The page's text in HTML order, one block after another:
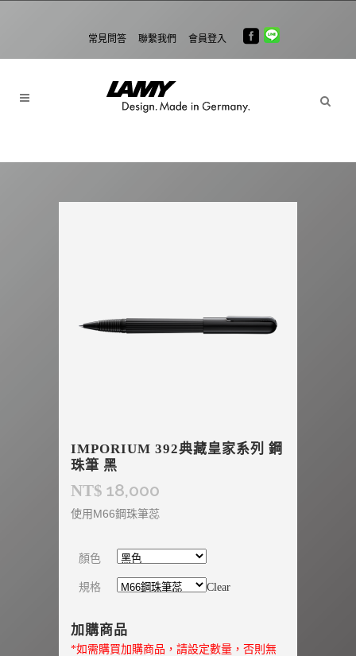
常見問答 聯繫我們 會員登入
IMPORIUM 392典藏皇家系列 鋼
珠筆 黑
NT$ 18,000
使用M66鋼珠筆蕊
顏色
規格 Clear
加購商品
*如需購買加購商品，請設定數量，否則無